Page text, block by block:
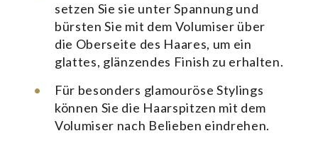
setzen Sie sie unter Spannung und
bürsten Sie mit dem Volumiser über
die Oberseite des Haares, um ein
glattes, glänzendes Finish zu erhalten.
Für besonders glamouröse Stylings
können Sie die Haarspitzen mit dem
Volumiser nach Belieben eindrehen.